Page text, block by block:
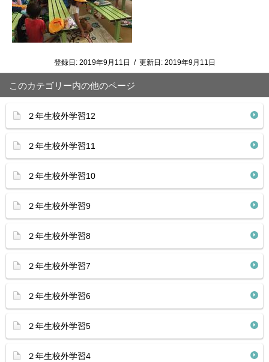
登録日: 2019年9月11日 / 更新日: 2019年9月11日
このカテゴリー内の他のページ
２年生校外学習12
２年生校外学習11
２年生校外学習10
２年生校外学習9
２年生校外学習8
２年生校外学習7
２年生校外学習6
２年生校外学習5
２年生校外学習4